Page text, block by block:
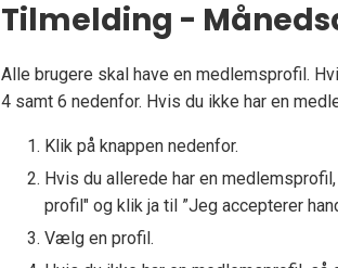
Tilmelding -
Alle brugere skal have en medlemsprofil.
4 samt 6 nedenfor. Hvis du ikke har en
Klik på knappen nedenfor.
Hvis du allerede har en
profil" og klik ja til ”Jeg accepterer
Vælg en profil.